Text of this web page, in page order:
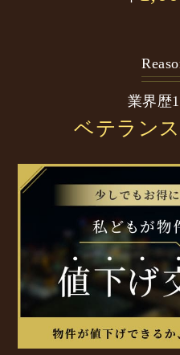
業界歴
ベテラン